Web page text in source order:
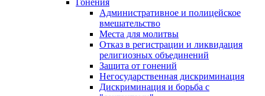
Гонения
Административное и полицейское
вмешательство
Места для молитвы
Отказ в регистрации и ликвидация
религиозных объединений
Защита от гонений
Негосударственная дискриминация
Дискриминация и борьба с